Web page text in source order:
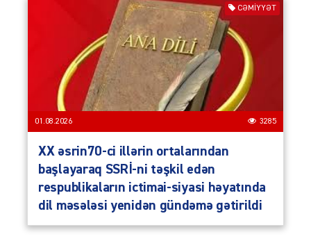
CƏMIYYƏT
01.08.2026 3285
XX əsrin70-ci illərin ortalarından
başlayaraq SSRİ-ni təşkil edən
respublikaların ictimai-siyasi həyatında
dil məsələsi yenidən gündəmə gətirildi